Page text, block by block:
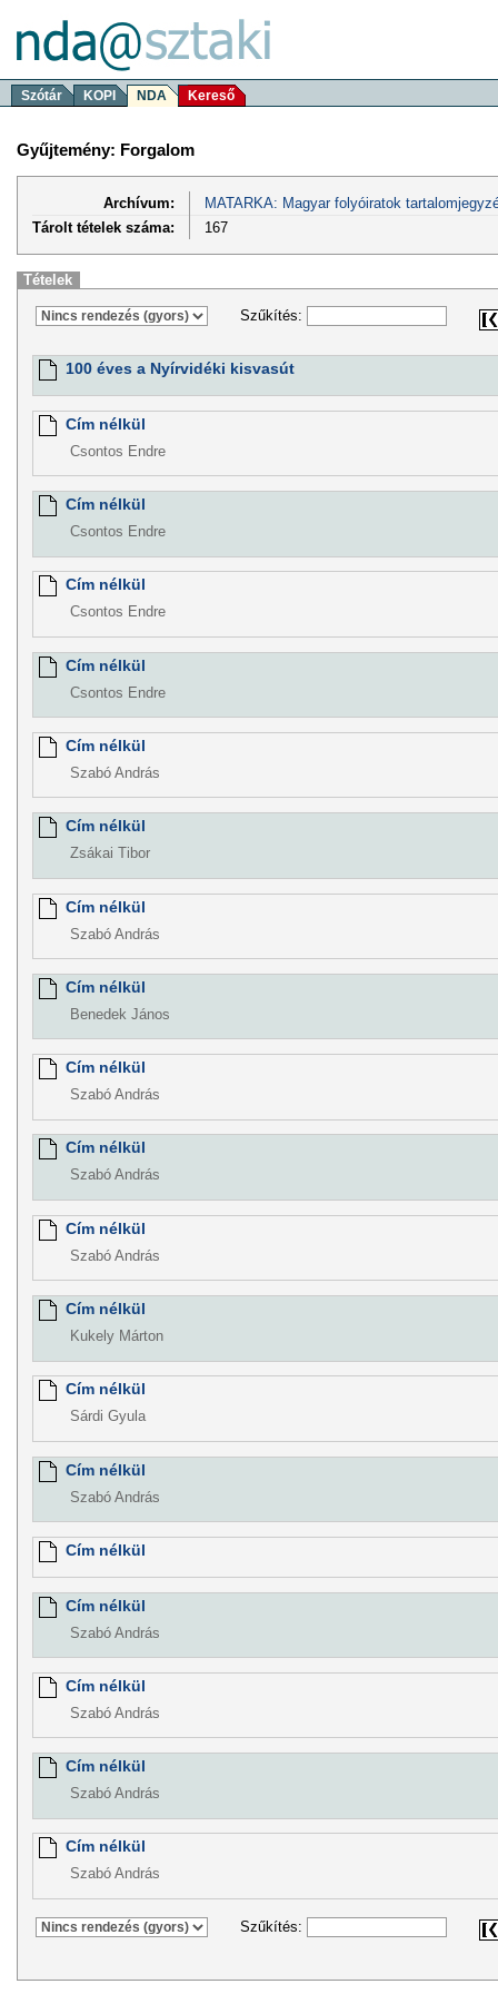
Szótár KOPI NDA Kereső
Gyűjtemény: Forgalom
Archívum:
MATARKA: Magyar folyóiratok
Tárolt tételek száma:
167
Tételek
Szűkítés:
100 éves a Nyírvidéki kisvasút
Cím nélkül
Csontos Endre
Cím nélkül
Csontos Endre
Cím nélkül
Csontos Endre
Cím nélkül
Csontos Endre
Cím nélkül
Szabó András
Cím nélkül
Zsákai Tibor
Cím nélkül
Szabó András
Cím nélkül
Benedek János
Cím nélkül
Szabó András
Cím nélkül
Szabó András
Cím nélkül
Szabó András
Cím nélkül
Kukely Márton
Cím nélkül
Sárdi Gyula
Cím nélkül
Szabó András
Cím nélkül
Cím nélkül
Szabó András
Cím nélkül
Szabó András
Cím nélkül
Szabó András
Cím nélkül
Szabó András
Szűkítés: